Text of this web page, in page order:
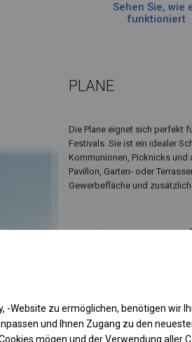
Sehen Sie, wie
funktioniert
PLANE
Die Plane eignet sich perfekt
Festivals. Sie ist ein idealer
Kommunionen, Picknicks und
Pavillon, Garten- oder
Gewerbefläche und
-Website zu ermöglichen, benötigen wir
und Ihnen Zugang zu den
mögen und der Verwendung aller